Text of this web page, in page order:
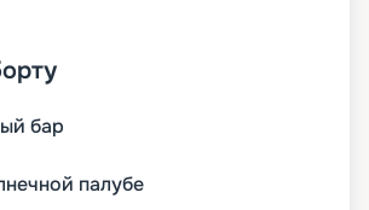
бар
палубе